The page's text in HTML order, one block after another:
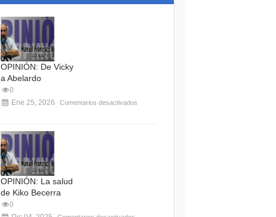
OPINIÓN: De Vicky
a Abelardo
0
Ene 25, 2026
Comentarios desactivados
OPINIÓN: La salud
de Kiko Becerra
0